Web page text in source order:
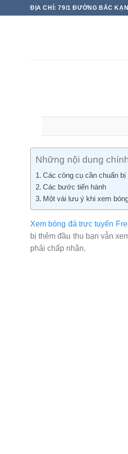
đến
ĐỊA CHỈ: 79/1 ĐƯỜNG BẮC
Những nội dung
Các công cụ cần chuẩn bị
Các bước tiến hành
Một vài lưu ý khi xem
Xem bóng đá trực tuyến
bị thêm đầu thu bạn vẫn
phải chấp nhận.